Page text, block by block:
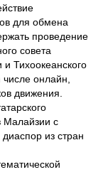
для обмена
проведение
совета
и Тихоокеанского
онлайн,
движения.
Малайзии с
из стран